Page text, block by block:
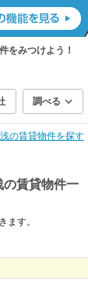
をみつけよう！
調べる
の賃貸物件を探す
の賃貸物件一
ます。